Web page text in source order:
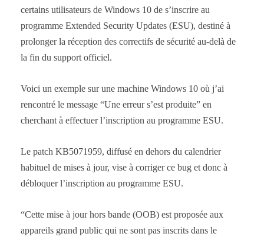
certains utilisateurs de Windows 10 de s’inscrire au
programme Extended Security Updates (ESU), destiné à
prolonger la réception des correctifs de sécurité au-delà de
la fin du support officiel.
Voici un exemple sur une machine Windows 10 où j’ai
rencontré le message “Une erreur s’est produite” en
cherchant à effectuer l’inscription au programme ESU.
Le patch KB5071959, diffusé en dehors du calendrier
habituel de mises à jour, vise à corriger ce bug et donc à
débloquer l’inscription au programme ESU.
“Cette mise à jour hors bande (OOB) est proposée aux
appareils grand public qui ne sont pas inscrits dans le